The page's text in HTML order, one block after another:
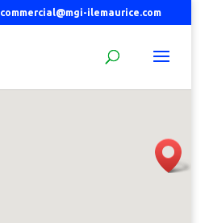
commercial@mgi-ilemaurice.com